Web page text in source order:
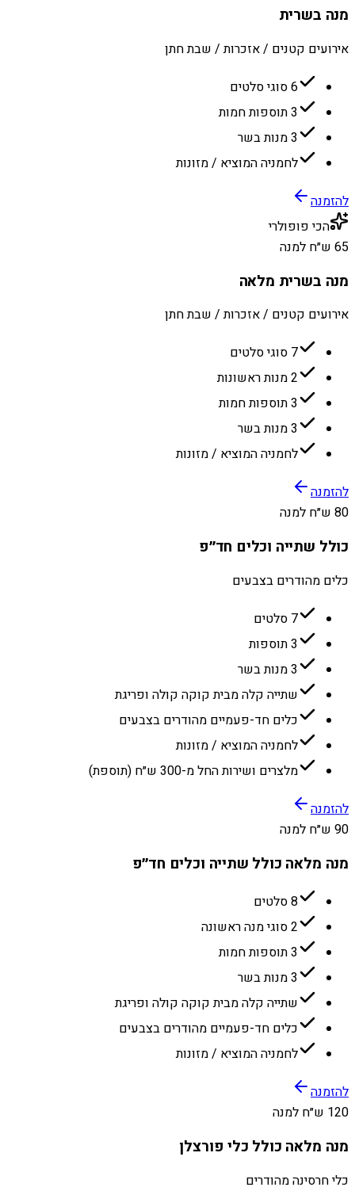
מנה בשרית
אירועים קטנים / אזכרות / שבת חתן
6 סוגי סלטים
3 תוספות חמות
3 מנות בשר
לחמניה המוציא / מזונות
להזמנה
הכי פופולרי
65 ש״ח למנה
מנה בשרית מלאה
אירועים קטנים / אזכרות / שבת חתן
7 סוגי סלטים
2 מנות ראשונות
3 תוספות חמות
3 מנות בשר
לחמניה המוציא / מזונות
להזמנה
80 ש״ח למנה
כולל שתייה וכלים חד״פ
כלים מהודרים בצבעים
7 סלטים
3 תוספות
3 מנות בשר
שתייה קלה מבית קוקה קולה ופריגת
כלים חד-פעמיים מהודרים בצבעים
לחמניה המוציא / מזונות
מלצרים ושירות החל מ-300 ש״ח (תוספת)
להזמנה
90 ש״ח למנה
מנה מלאה כולל שתייה וכלים חד״פ
8 סלטים
2 סוגי מנה ראשונה
3 תוספות חמות
3 מנות בשר
שתייה קלה מבית קוקה קולה ופריגת
כלים חד-פעמיים מהודרים בצבעים
לחמניה המוציא / מזונות
להזמנה
120 ש״ח למנה
מנה מלאה כולל כלי פורצלן
כלי חרסינה מהודרים